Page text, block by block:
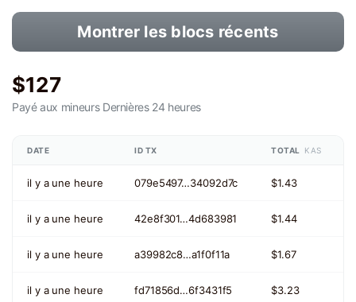
Montrer les blocs récents
$127
Payé aux mineurs Dernières 24 heures
DATE ID TX TOTAL KAS
il y a une heure 079e5497…34092d7c $1.43
il y a une heure 42e8f301…4d683981 $1.44
il y a une heure a39982c8…a1f0f11a $1.67
il y a une heure fd71856d…6f3431f5 $3.23